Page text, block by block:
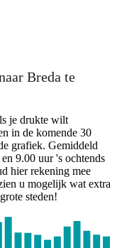
Breda te
je drukte wilt
in de komende 30
grafiek. Gemiddeld
9.00 uur 's ochtends
hier rekening mee
u mogelijk wat extra
steden!